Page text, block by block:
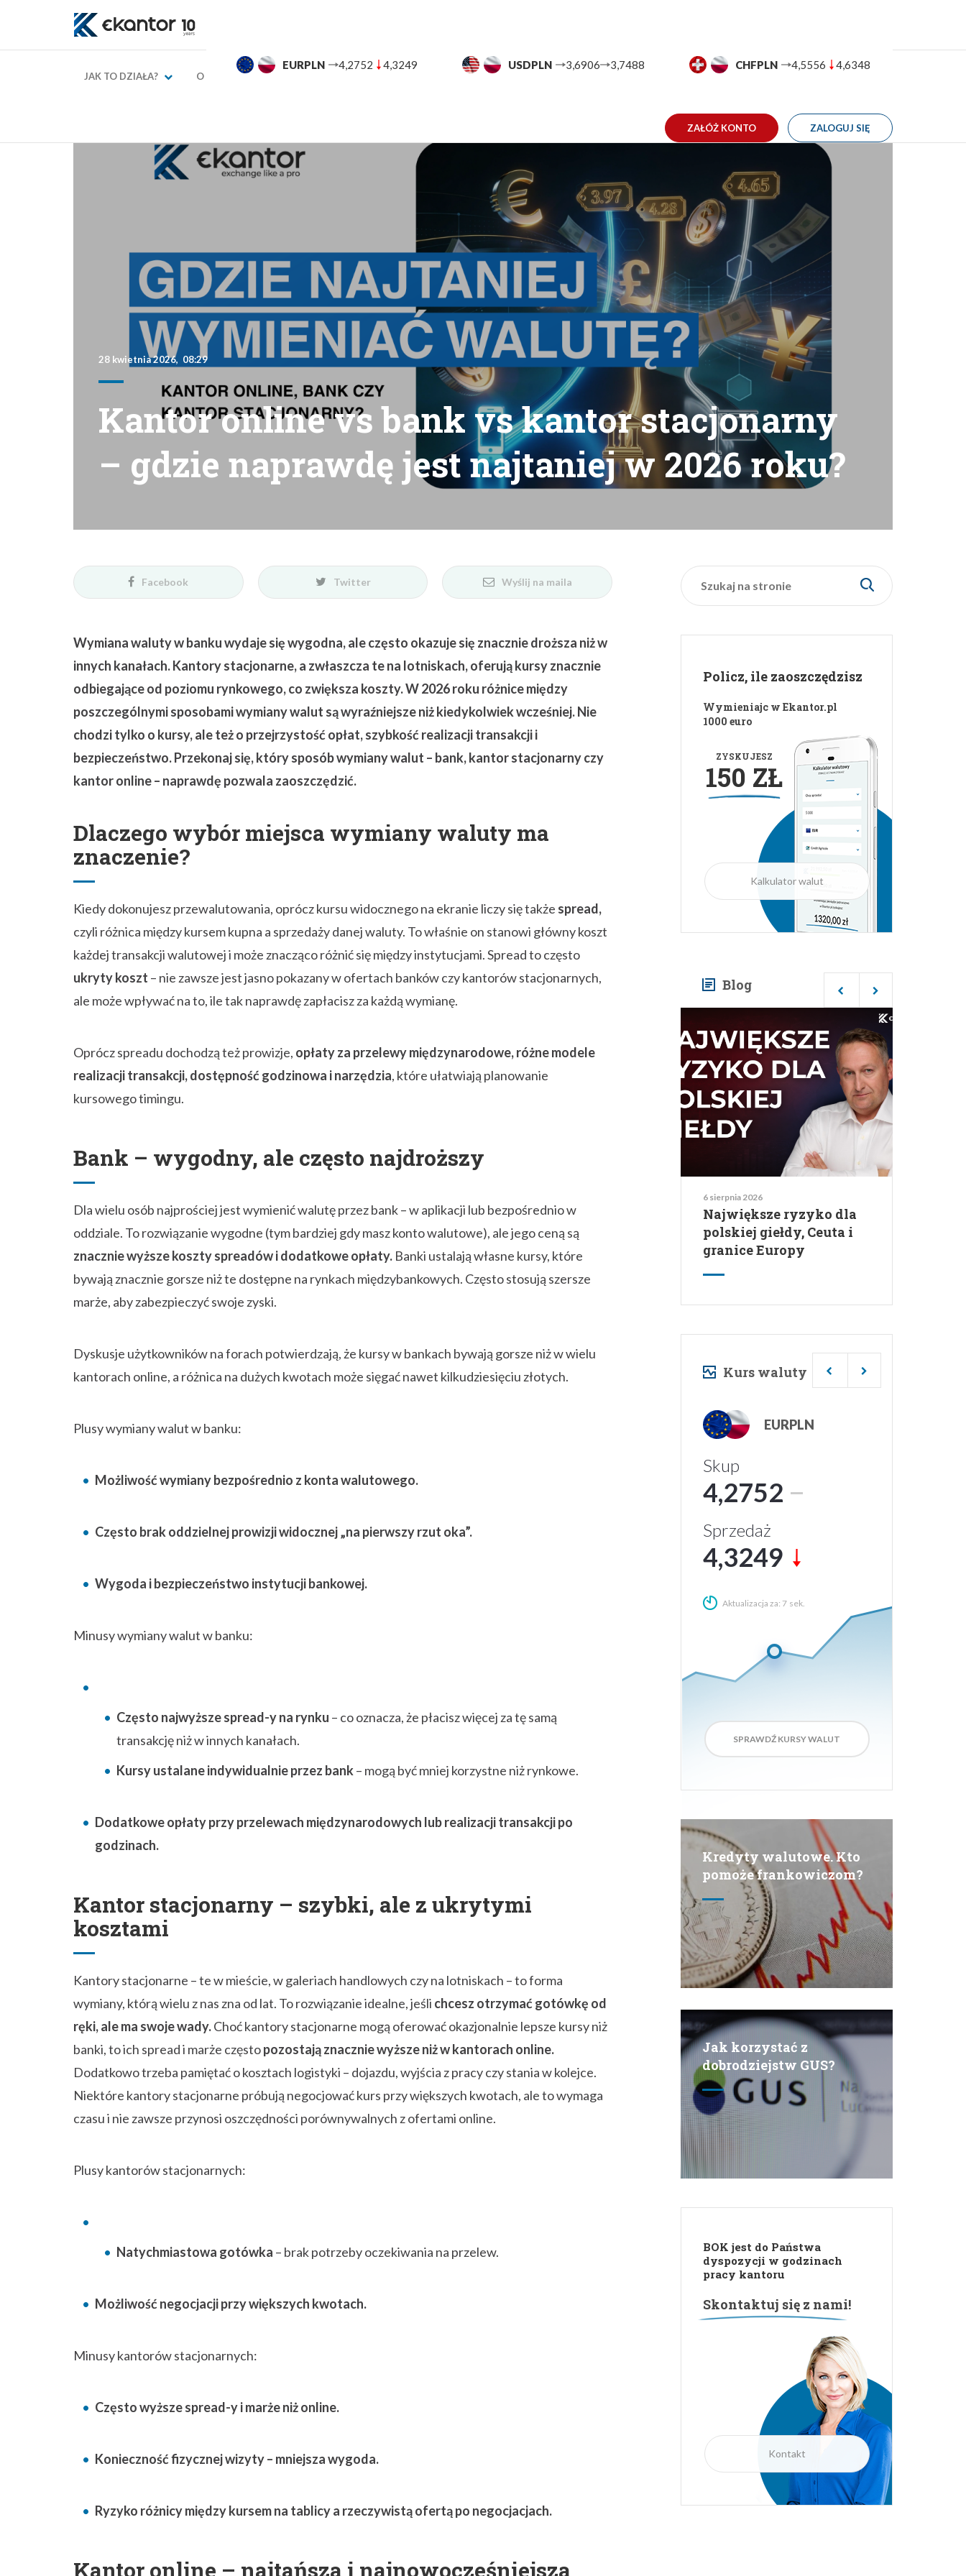
JAK TO DZIAŁA? O NAS KURSY WALUT BLOG FINANSOWY
ZAŁÓŻ KONTO ZALOGUJ SIĘ
USDPLN 3,6906 3,7488 CHFPLN 4,5556 4,6348 GBPPLN 4,9855 5,0507
28 kwietnia 2026, 08:29
Kantor online vs bank vs kantor stacjonarny
– gdzie naprawdę jest najtaniej w 2026 roku?
Facebook Twitter Wyślij na maila
Wymiana waluty w banku wydaje się wygodna, ale często okazuje się znacznie droższa niż w
innych kanałach. Kantory stacjonarne, a zwłaszcza te na lotniskach, oferują kursy znacznie
odbiegające od poziomu rynkowego, co zwiększa koszty. W 2026 roku różnice między
poszczególnymi sposobami wymiany walut są wyraźniejsze niż kiedykolwiek wcześniej. Nie
chodzi tylko o kursy, ale też o przejrzystość opłat, szybkość realizacji transakcji i
bezpieczeństwo. Przekonaj się, który sposób wymiany walut – bank, kantor stacjonarny czy
kantor online – naprawdę pozwala zaoszczędzić.
Dlaczego wybór miejsca wymiany waluty ma
znaczenie?
Kiedy dokonujesz przewalutowania, oprócz kursu widocznego na ekranie liczy się także spread,
czyli różnica między kursem kupna a sprzedaży danej waluty. To właśnie on stanowi główny koszt
każdej transakcji walutowej i może znacząco różnić się między instytucjami. Spread to często
ukryty koszt – nie zawsze jest jasno pokazany w ofertach banków czy kantorów stacjonarnych,
ale może wpływać na to, ile tak naprawdę zapłacisz za każdą wymianę.
Oprócz spreadu dochodzą też prowizje, opłaty za przelewy międzynarodowe, różne modele
realizacji transakcji, dostępność godzinowa i narzędzia, które ułatwiają planowanie
kursowego timingu.
Bank – wygodny, ale często najdroższy
Dla wielu osób najprościej jest wymienić walutę przez bank – w aplikacji lub bezpośrednio w
oddziale. To rozwiązanie wygodne (tym bardziej gdy masz konto walutowe), ale jego ceną są
znacznie wyższe koszty spreadów i dodatkowe opłaty. Banki ustalają własne kursy, które
bywają znacznie gorsze niż te dostępne na rynkach międzybankowych. Często stosują szersze
marże, aby zabezpieczyć swoje zyski.
Dyskusje użytkowników na forach potwierdzają, że kursy w bankach bywają gorsze niż w wielu
kantorach online, a różnica na dużych kwotach może sięgać nawet kilkudziesięciu złotych.
Plusy wymiany walut w banku:
Możliwość wymiany bezpośrednio z konta walutowego.
Często brak oddzielnej prowizji widocznej „na pierwszy rzut oka”.
Wygoda i bezpieczeństwo instytucji bankowej.
Minusy wymiany walut w banku:
Często najwyższe spread-y na rynku – co oznacza, że płacisz więcej za tę samą
transakcję niż w innych kanałach.
Kursy ustalane indywidualnie przez bank– mogą być mniej korzystne niż rynkowe.
Dodatkowe opłaty przy przelewach międzynarodowych lub realizacji transakcji po
godzinach.
Kantor stacjonarny – szybki, ale z ukrytymi
kosztami
Kantory stacjonarne – te w mieście, w galeriach handlowych czy na lotniskach – to forma
wymiany, którą wielu z nas zna od lat. To rozwiązanie idealne, jeśli chcesz otrzymać gotówkę od
ręki, ale ma swoje wady.Choć kantory stacjonarne mogą oferować okazjonalnie lepsze kursy niż
banki, to ich spread i marże częstopozostają znacznie wyższe niż w kantorach online.
Dodatkowo trzeba pamiętać o kosztach logistyki – dojazdu, wyjścia z pracy czy stania w kolejce.
Niektóre kantory stacjonarne próbują negocjować kurs przy większych kwotach, ale to wymaga
czasu i nie zawsze przynosi oszczędności porównywalnych z ofertami online.
Plusy kantorów stacjonarnych:
Natychmiastowa gotówka – brak potrzeby oczekiwania na przelew.
Możliwość negocjacji przy większych kwotach.
Minusy kantorów stacjonarnych:
Często wyższe spread-y i marże niż online.
Konieczność fizycznej wizyty – mniejsza wygoda.
Ryzyko różnicy między kursem na tablicy a rzeczywistą ofertą po negocjacjach.
Kantor online – najtańsza i najnowocześniejsza
Policz, ile zaoszczędzisz
Wymieniajc w Ekantor.pl
1000 euro
ZYSKUJESZ
150 ZŁ
Kalkulator walut
Blog
4 sierpnia 2026
Wakacje 2026: ile
naprawdę zapłacisz i jak
kurs waluty wpłynie na
Skup
3,6906
Sprzedaż
3,7488
SPRAWDŹ KURSY WALUT
Kredyty walutowe. Kto
pomoże frankowiczom?
Jak korzystać z
dobrodziejstw GUS?
BOK jest do Państwa
dyspozycji w godzinach
Skontaktuj się z nami!
Kontakt